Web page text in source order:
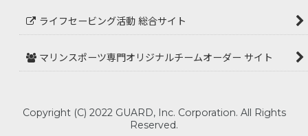
ライフセービング活動 総合サイト
マリンスポーツ専門オリジナルチームオーダー サイト
Copyright (C) 2022 GUARD, Inc. Corporation. All Rights
Reserved.